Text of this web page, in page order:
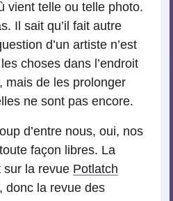
vient telle ou telle photo.
Il sait qu’il fait autre
d’un artiste n’est
choses dans l’endroit
mais de les prolonger
ne sont pas encore.
d’entre nous, oui, nos
façon libres. La
sur la revue Potlatch
donc la revue des